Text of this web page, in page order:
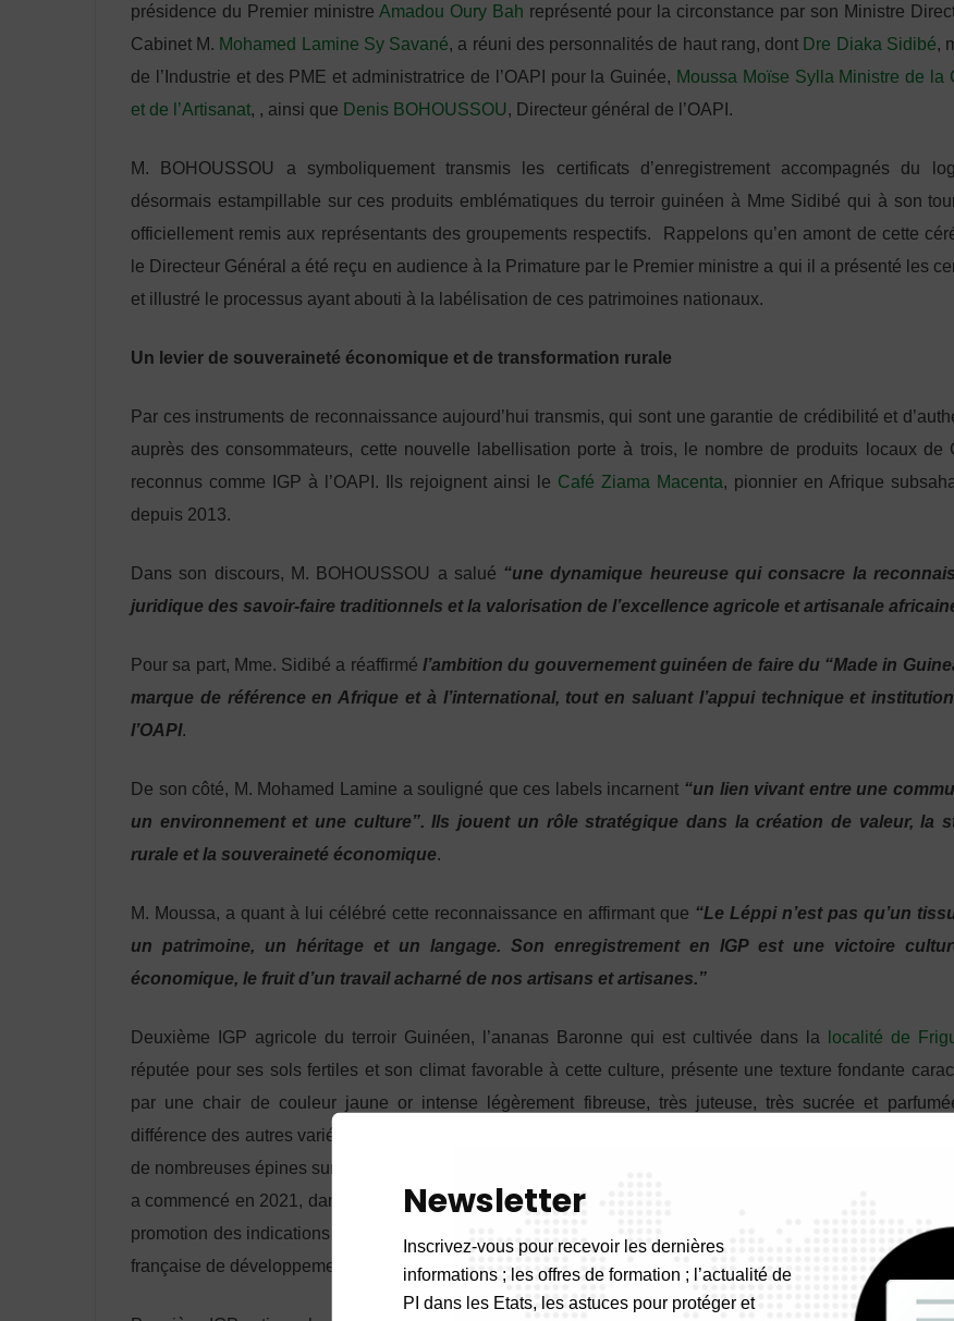
présidence du Premier ministre Amadou Oury Bah représenté pour la circonstance par son Ministre
Cabinet M. Mohamed Lamine Sy Savané, a réuni des personnalités de haut rang, dont Dre Diaka Sidibé,
de l’Industrie et des PME et administratrice de l’OAPI pour la Guinée, Moussa Moïse Sylla Ministre de la
et de l’Artisanat, , ainsi que Denis BOHOUSSOU, Directeur général de l’OAPI.
M. BOHOUSSOU a symboliquement transmis les certificats d’enregistrement accompagnés du
désormais estampillable sur ces produits emblématiques du terroir guinéen à Mme Sidibé qui à son
officiellement remis aux représentants des groupements respectifs.
Rappelons qu’en amont de cette
le Directeur Général a été reçu en audience à la Primature par le Premier ministre a qui il a présenté les
et illustré le processus ayant abouti à la labélisation de ces patrimoines nationaux.
Un levier de souveraineté économique et de transformation rurale
Par ces instruments de reconnaissance aujourd’hui transmis, qui sont une garantie de crédibilité et
auprès des consommateurs, cette nouvelle labellisation porte à trois, le nombre de produits locaux de
reconnus comme IGP à l’OAPI. Ils rejoignent ainsi le Café Ziama Macenta, pionnier en Afrique
depuis 2013.
Dans son discours, M. BOHOUSSOU a salué “une dynamique heureuse qui consacre la
juridique des savoir-faire traditionnels et la valorisation de l’excellence agricole et artisanale
Pour sa part, Mme. Sidibé a réaffirmél’ambition du gouvernement guinéen de faire du “Made in
marque de référence en Afrique et à l’international, tout en saluant l’appui technique et
l’OAPI.
De son côté, M. Mohamed Lamine a souligné que ces labels incarnent “un lien vivant entre une
un environnement et une culture”. Ils jouent un rôle stratégique dans la création de valeur, la
rurale et la souveraineté économique.
M. Moussa, a quant à lui célébré cette reconnaissance en affirmant que “Le Léppi n’est pas qu’un
un patrimoine, un héritage et un langage. Son enregistrement en IGP est une victoire
économique, le fruit d’un travail acharné de nos artisans et artisanes.”
Deuxième IGP agricole du terroir Guinéen, l’ananas Baronne qui est cultivée dans la localité de
réputée pour ses sols fertiles et son climat favorable à cette culture, présente une texture fondante
par une chair de couleur jaune or intense légèrement fibreuse, très juteuse, très sucrée et
différence des autres variétés d’ananas cultivées en Guinée, la baronne de Friguiagbé a cette particularité
de nombreuses épines sur les feuilles, rendant sa récolte assez difficile. Son processus d’enregistrement à
a commencé en 2021, dans le cadre de la deuxième phase du
promotion des indications géographiques en Afrique) mis en œuvre par l’OAPI avec le soutien de
AFD
française de développement).
Newsletter
Inscrivez-vous pour recevoir les dernières
informations ; les offres de formation ; l’actualité de
PI dans les Etats, les astuces pour protéger et